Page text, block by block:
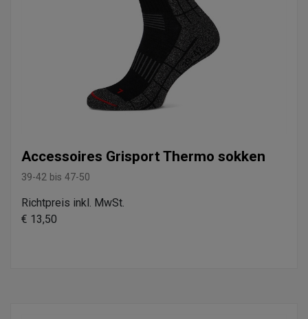
Accessoires Grisport Thermo sokken
39-42 bis 47-50
Richtpreis inkl. MwSt.
€ 13,50